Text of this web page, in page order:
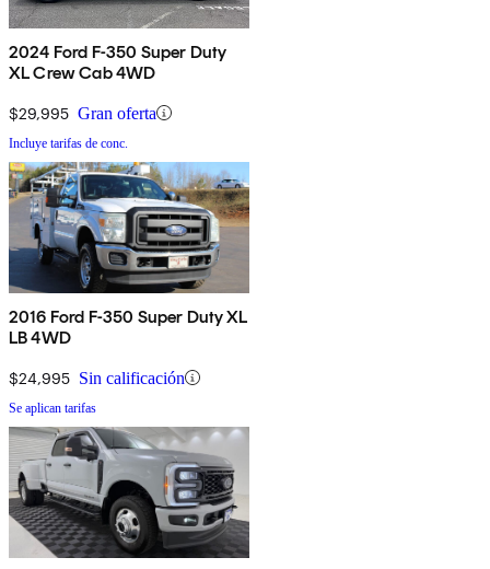
2024 Ford F-350 Super Duty
XL Crew Cab 4WD
$29,995 Gran oferta
Incluye tarifas de conc.
2016 Ford F-350 Super Duty XL
LB 4WD
$24,995 Sin calificación
Se aplican tarifas